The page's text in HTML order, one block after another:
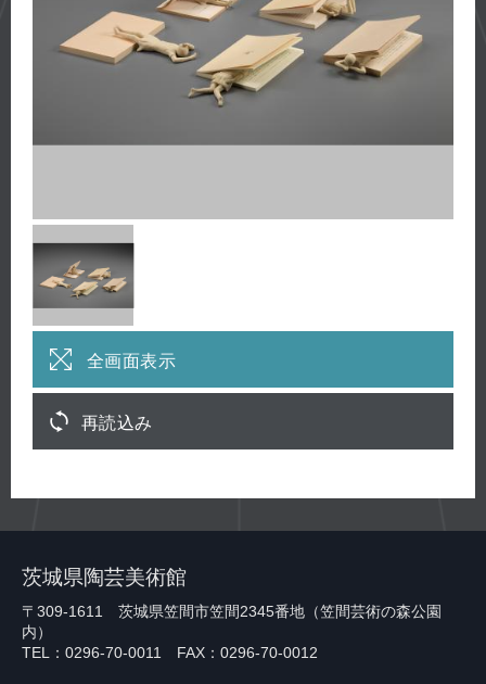
全画面表示
再読込み
茨城県陶芸美術館
〒309-1611 茨城県笠間市笠間2345番地（笠間芸術の森公園
内）
TEL：0296-70-0011 FAX：0296-70-0012